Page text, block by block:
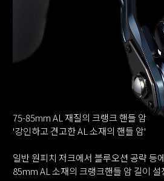
75-85mm AL 재질의 크랭크 핸들 암
'강인하고 견고한 AL 소재의 핸들 암'
일반 원피치 저크에서 블루오션 공략 등
85mm AL 소재의 크랭크핸들 암 길이